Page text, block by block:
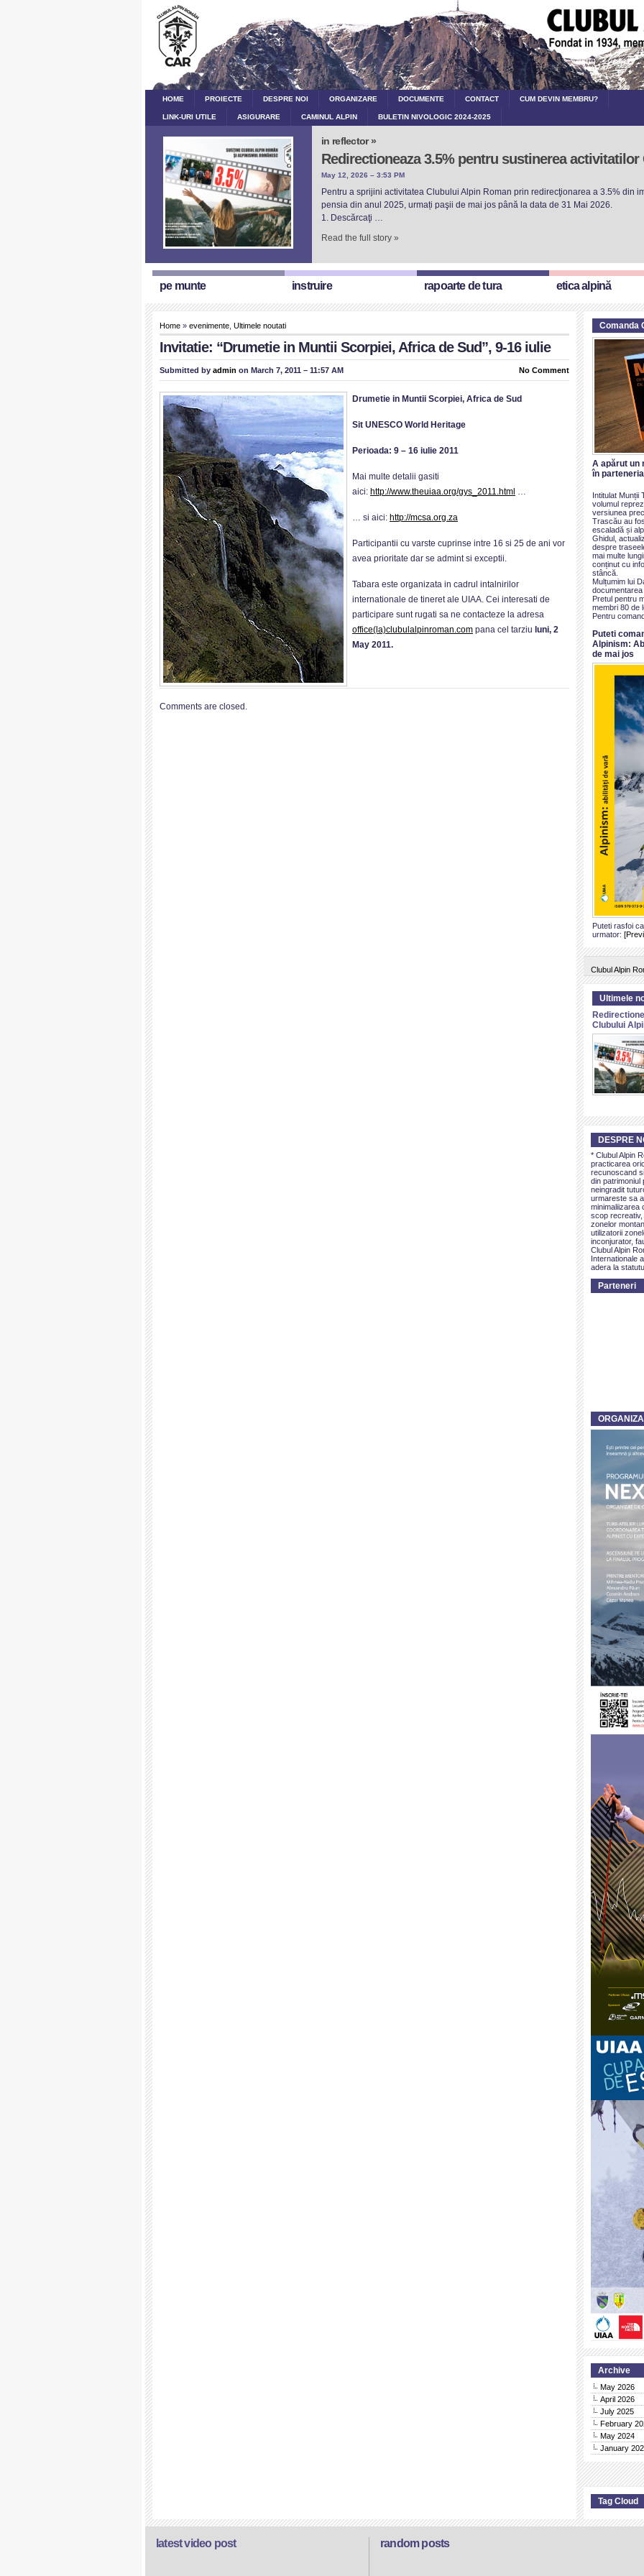
HOME PROIECTE DESPRE NOI ORGANIZARE DOCUMENTE CONTACT CUM DEVIN MEMBRU?
LINK-URI UTILE ASIGURARE CAMINUL ALPIN BULETIN NIVOLOGIC 2024-2025
in reflector »
Redirectioneaza 3.5% pentru sustinerea
May 12, 2026 – 3:53 PM
Pentru a sprijini activitatea Clubului Alpin Roman prin redirecţionarea a 3.5% din
pensia din anul 2025, urmați paşii de mai jos până la data de 31 Mai 2026.
1. Descărcaţi …
Read the full story »
pe munte instruire rapoarte de tura etica alpină
Home » evenimente Ultimele noutati
Invitatie: “Drumetie in Muntii Scorpiei, Africa de Sud”, 9-16 iulie
Submitted by admin on March 7, 2011 – 11:57 AM No Comment
Drumetie in Muntii Scorpiei, Africa de Sud
Sit UNESCO World Heritage
Perioada: 9 – 16 iulie 2011
Mai multe detalii gasiti
aici: http://www.theuiaa.org/gys_2011.html …
… si aici: http://mcsa.org.za
Participantii cu varste cuprinse intre 16 si 25 de ani vor
avea prioritate dar se admint si exceptii.
Tabara este organizata in cadrul intalnirilor
internationale de tineret ale UIAA. Cei interesati de
participare sunt rugati sa ne contacteze la adresa
office(la)clubulalpinroman.com pana cel tarziu luni, 2
May 2011.
Comments are closed.
Comanda
A apărut un
în
Intitulat Munții
volumul
versiunea
Trascău au
escaladă și
Ghidul,
despre
mai multe
conținut cu
stâncă.
Mulțumim lui
Pretul pentru
membri 80 de
Pentru
Puteti
Alpinism:
de mai jos
Puteti rasfoi
urmator:
Clubul Alpin
Ultimele
Clubului
DESPRE
* Clubul Alpin
practicarea
recunoscand
din patrimoniul
neingradit
urmareste sa
minimaliizarea
scop
zonelor
utilizatorii
inconjurator,
Clubul Alpin
Internationale
adera la
Parteneri
Archive
May 2026
April 2026
July 2025
February
May 2024
January
Tag Cloud
random posts
latest video post